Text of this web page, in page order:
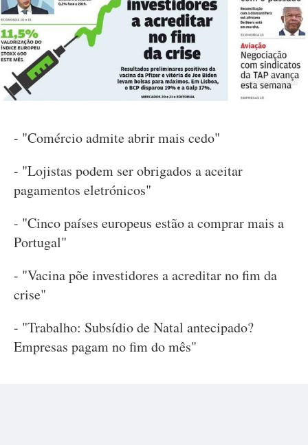
- "Comércio admite abrir mais cedo"
- "Lojistas podem ser obrigados a aceitar
pagamentos eletrónicos"
- "Cinco países europeus estão a comprar mais a
Portugal"
- "Vacina põe investidores a acreditar no fim da
crise"
- "Trabalho: Subsídio de Natal antecipado?
Empresas pagam no fim do mês"